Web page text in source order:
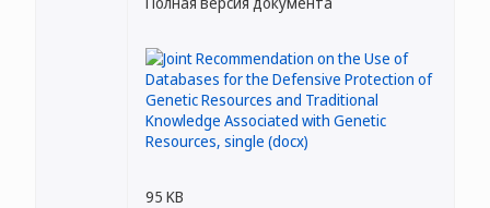
95 KB